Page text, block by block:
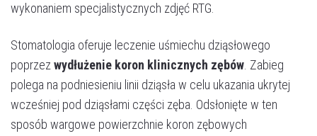
wykonaniem specjalistycznych zdjęć RTG.
Stomatologia oferuje leczenie uśmiechu dziąsłowego
poprzez wydłużenie koron klinicznych zębów . Zabieg
polega na podniesieniu linii dziąsła w celu ukazania ukrytej
wcześniej pod dziąsłami części zęba. Odsłonięte w ten
sposób wargowe powierzchnie koron zębowych